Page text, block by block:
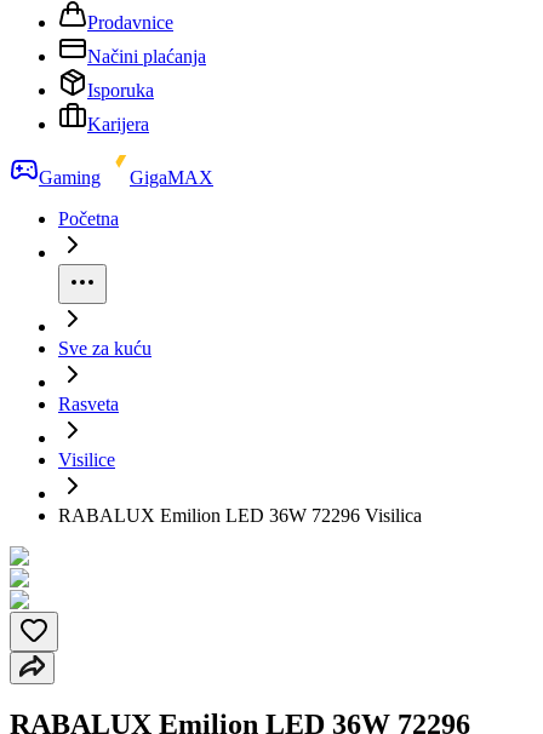
Prodavnice
Načini plaćanja
Isporuka
Karijera
Gaming
GigaMAX
Početna
Sve za kuću
Rasveta
Visilice
RABALUX Emilion LED 36W 72296 Visilica
RABALUX Emilion LED 36W 72296